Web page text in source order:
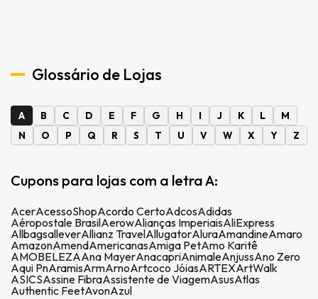
Glossário de Lojas
A B C D E F G H I J K L
M
N
O P Q R S T U V W X Y Z
Cupons para lojas com a letra A:
AcerAcessoShopAcordo CertoAdcosAdidas
Aéropostale BrasilAerowAlianças ImperiaisAliExpress
AllbagsalleverAllianz TravelAllugatorAluraAmandineAmaro
AmazonAmendAmericanasAmiga PetAmo Karitê
AMOBELEZAAna MayerAnacapriAnimaleAnjussAno Zero
Aqui PnAramisArmArnoArtcoco JóiasARTEXArtWalk
ASICSAssine FibraAssistente de ViagemAsusAtlas
Authentic FeetAvonAzul